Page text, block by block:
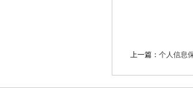
上一篇： 个人信息